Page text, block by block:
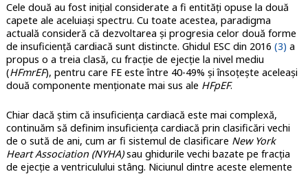
Cele două au fost inițial considerate a fi entități opuse la două
capete ale aceluiași spectru. Cu toate acestea, paradigma
actuală consideră că dezvoltarea și progresia celor două forme
de insuficiență cardiacă sunt distincte. Ghidul ESC din 2016 (3) a
propus o a treia clasă, cu fracție de ejecție la nivel mediu
(HFmrEF), pentru care FE este între 40-49% și însoțește aceleași
două componente menționate mai sus ale HFpEF.
Chiar dacă știm că insuficiența cardiacă este mai complexă,
continuăm să definim insuficiența cardiacă prin clasificări vechi
de o sută de ani, cum ar fi sistemul de clasificare New York
Heart Association (NYHA)sau ghidurile vechi bazate pe fracția
de ejecție a ventriculului stâng. Niciunul dintre aceste elemente